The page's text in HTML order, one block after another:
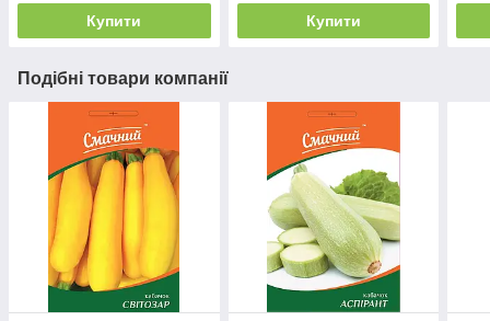
Купити Купити
Подібні товари компанії